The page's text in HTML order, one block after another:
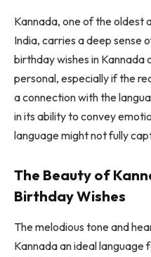
Kannada, one of the oldest
India, carries a deep sense
birthday wishes in Kannada
personal, especially if the
a connection with the
in its ability to convey
language might not fully
The Beauty of
Birthday Wishes
The melodious tone and
Kannada an ideal language